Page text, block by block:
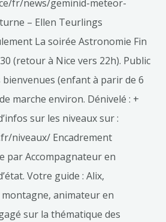
fr/news/geminid-meteor-
– Ellen Teurlings
La soirée Astronomie Fin
(retour à Nice vers 22h). Public
(enfant à parir de 6
marche environ. Dénivelé : +
sur les niveaux sur :
niveaux/ Encadrement
par Accompagnateur en
Votre guide : Alix,
animateur en
sur la thématique des